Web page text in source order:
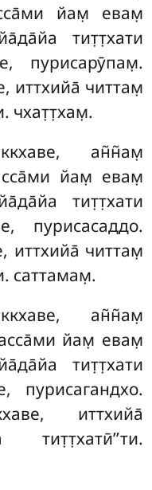
йам̣ евам̣
тит̣т̣хати
пурисарӯпам̣.
иттхийа̄ читтам̣
чхат̣т̣хам̣.
ан̃н̃ам̣
йам̣ евам̣
тит̣т̣хати
пурисасаддо.
иттхийа̄ читтам̣
саттамам̣.
ан̃н̃ам̣
йам̣ евам̣
тит̣т̣хати
пурисагандхо.
иттхийа̄